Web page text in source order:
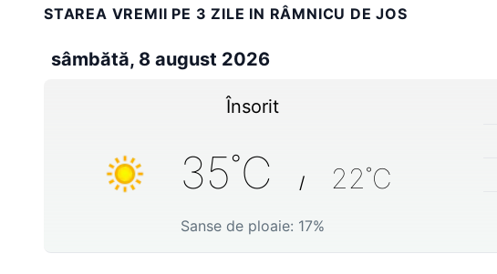
STAREA VREMII PE 3 ZILE IN RÂMNICU DE JOS
sâmbătă, 8 august 2026
Însorit
35˚C / 22˚C
Sanse de ploaie: 17%